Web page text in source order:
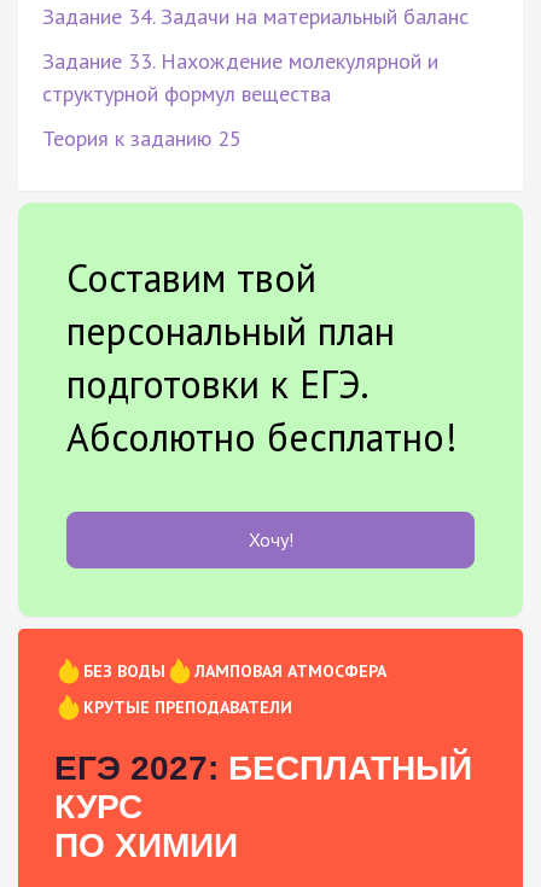
Задание 34. Задачи на материальный баланс
Задание 33. Нахождение молекулярной и
структурной формул вещества
Теория к заданию 25
Составим твой
персональный план
подготовки к ЕГЭ.
Абсолютно бесплатно!
Хочу!
БЕЗ ВОДЫ
ЛАМПОВАЯ АТМОСФЕРА
КРУТЫЕ ПРЕПОДАВАТЕЛИ
ЕГЭ 2027: БЕСПЛАТНЫЙ
КУРС
ПО ХИМИИ